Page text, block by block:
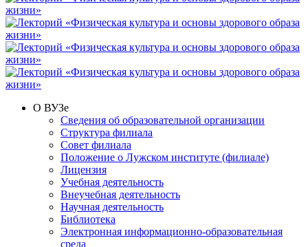
О ВУЗе
Сведения об образовательной организации
Структура филиала
Совет филиала
Положение о Лужском институте (филиале)
Лицензия
Учебная деятельность
Внеучебная деятельность
Научная деятельность
Библиотека
Электронная информационно-образовательная
среда